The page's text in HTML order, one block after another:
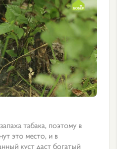
табака, поэтому в
это место, и в
куст даст богатый